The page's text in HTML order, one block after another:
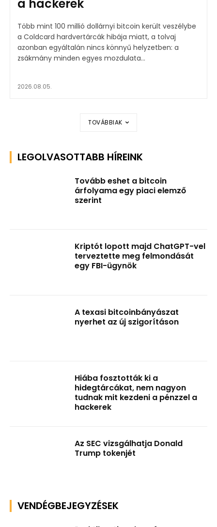
a hackerek
Több mint 100 millió dollárnyi bitcoin került veszélybe
a Coldcard hardvertárcák hibája miatt, a tolvaj
azonban egyáltalán nincs könnyű helyzetben: a
zsákmány minden egyes mozdulata...
2026.08.05.
TOVÁBBIAK
LEGOLVASOTTABB HÍREINK
Tovább eshet a bitcoin
árfolyama egy piaci elemző
szerint
Kriptót lopott majd ChatGPT-vel
terveztette meg felmondását
egy FBI-ügynök
A texasi bitcoinbányászat
nyerhet az új szigorításon
Hiába fosztották ki a
hidegtárcákat, nem nagyon
tudnak mit kezdeni a pénzzel a
hackerek
Az SEC vizsgálhatja Donald
Trump tokenjét
VENDÉGBEJEGYZÉSEK